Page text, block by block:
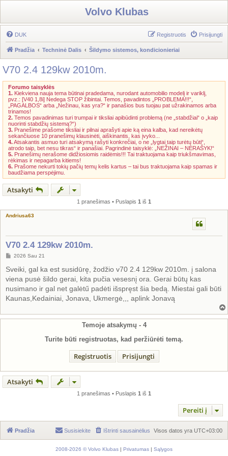
Volvo Klubas
DUK Prisijungti
Registruotis
Pradžia Techninė Dalis Šildymo sistemos, kondicionieriai
V70 2.4 129kw 2010m.
Forumo taisyklės
1. Kiekviena nauja tema būtinai pradedama, nurodant automobilio modelį ir variklį,
pvz.: [V40 1,8i] Nedega STOP žibintai. Temos, pavadintos „PROBLEMA!!!“,
„PAGALBOS“ arba „Nežinau, kas yra?“ ir panašios bus tuojau pat užrakinamos arba
trinamos!
2. Temos pavadinimas turi trumpai ir tiksliai apibūdinti problemą (ne „stabdžiai“ o „kaip
nuorinti stabdžių sistemą?“)
3. Pranešime prašome tiksliai ir pilnai aprašyti apie ką eina kalba, kad nereikėtų
sekančiuose 10 pranešimų klausinėti, aiškinantis, kas įvyko...
4.Atsakantis asmuo turi atsakymą rašyti konkrečiai, o ne „lygtai taip turėtų būti“,
atrodo taip, bet nesu tikras“ ir panašiai. Pagrindinė taisyklė: „NEŽINAI – NERAŠYK!“
5. Pranešimų nerašome didžiosiomis raidėmis!!! Tai traktuojama kaip triukšmavimas,
rėkimas ir nepagarba kitiems!
6. Prašome nekurti tokių pačių temų kelis kartus – tai bus traktuojama kaip spamas ir
baudžiama perspėjimu.
Atsakyti
1 pranešimas • Puslapis 1 iš 1
Andriusa63
V70 2.4 129kw 2010m.
S
a
n
d
r
t
ė
2026 Sau 21
Sveiki, gal ka est susidūrę, žodžio v70 2.4 129kw 2010m. į salona
viena pusė šildo gerai, kita pučia vesesnį ora. Gerai būtų kas
nusimano ir gal net galėtű padėti išspręst šia bedą. Miestai gali būti
Kaunas,Kedainiai, Jonava, Ukmergė,,, aplink Jonavą
i
Temoje atsakymų - 4
Turite būti registruotas, kad peržiūrėti temą.
Registruotis Prisijungti
Atsakyti
1 pranešimas • Puslapis 1 iš 1
Pereiti į
Pradžia Visos datos yra UTC+03:00
Ištrinti sausainėlius
Susisiekite
2008-2026 © Volvo Klubas | Privatumas | Sąlygos